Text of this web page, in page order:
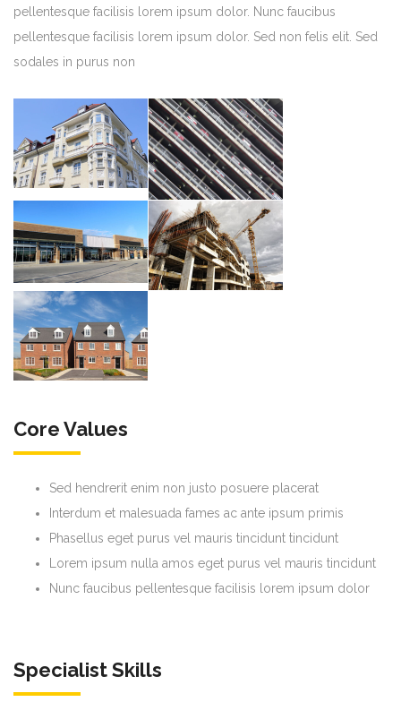
pellentesque facilisis lorem ipsum dolor. Nunc faucibus
pellentesque facilisis lorem ipsum dolor. Sed non felis elit. Sed
sodales in purus non
Core Values
Sed hendrerit enim non justo posuere placerat
Interdum et malesuada fames ac ante ipsum primis
Phasellus eget purus vel mauris tincidunt tincidunt
Lorem ipsum nulla amos eget purus vel mauris tincidunt
Nunc faucibus pellentesque facilisis lorem ipsum dolor
Specialist Skills